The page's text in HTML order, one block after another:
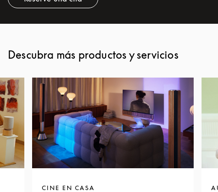
Link Opens in New Tab
Descubra más productos y servicios
CINE EN CASA